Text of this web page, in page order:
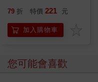
79 折 特價 221 元
加入購物車
您可能會喜歡